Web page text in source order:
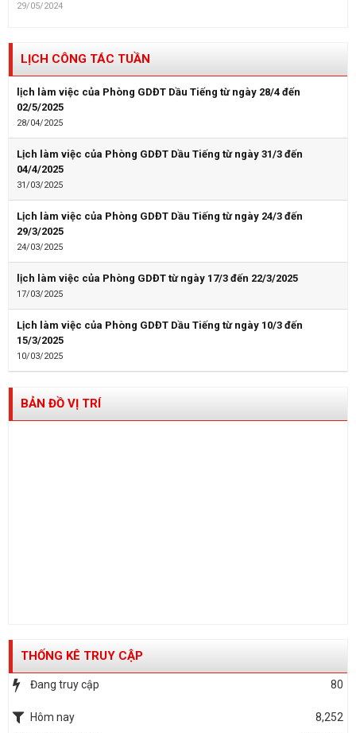
29/05/2024
LỊCH CÔNG TÁC TUẦN
lịch làm việc của Phòng GDĐT Dầu Tiếng từ ngày 28/4 đến
02/5/2025
28/04/2025
Lịch làm việc của Phòng GDĐT Dầu Tiếng từ ngày 31/3 đến
04/4/2025
31/03/2025
Lịch làm việc của Phòng GDĐT Dầu Tiếng từ ngày 24/3 đến
29/3/2025
24/03/2025
lịch làm việc của Phòng GDĐT từ ngày 17/3 đến 22/3/2025
17/03/2025
Lịch làm việc của Phòng GDĐT Dầu Tiếng từ ngày 10/3 đến
15/3/2025
10/03/2025
BẢN ĐỒ VỊ TRÍ
THỐNG KÊ TRUY CẬP
Đang truy cập 80
Hôm nay
8,252